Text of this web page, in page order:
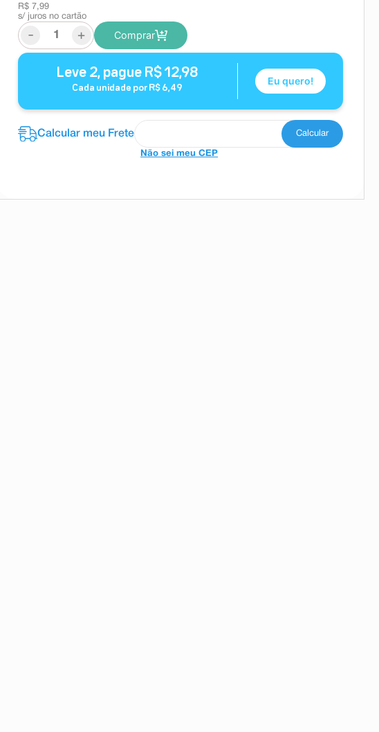
R$ 7,99
s/ juros no cartão
- + Comprar
Leve 2, pague R$ 12,98
Cada unidade por R$ 6,49
Eu quero!
Não sei meu CEP